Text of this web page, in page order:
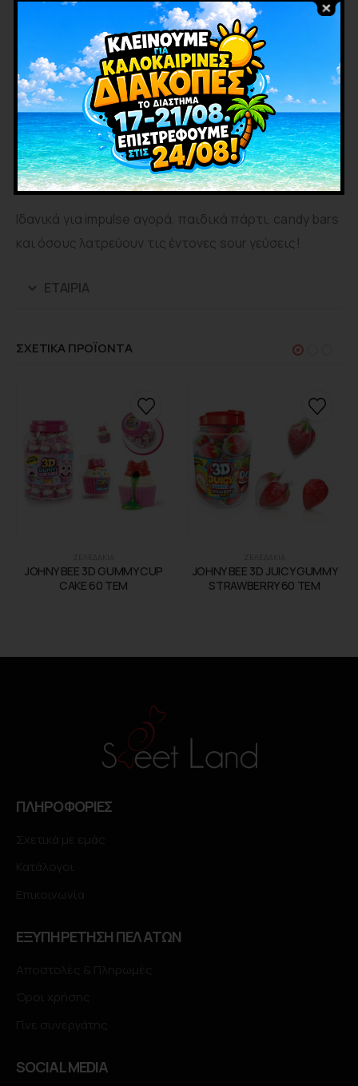
Χαρακτηριστικά Προϊόντος:
-Super Sour γεύση
-Μαλακή jelly γέμιση με τραγανή επικάλυψη
-Πολύχρωμη, εντυπωσιακή εμφάνιση
Διαθέσιμες Συσκευασίες:
Κουτί 24 τεμαχίων (ιδανικό για τοποθέτηση σε ράφι)
Καρτέλα 10 τεμαχίων (ιδανική για κρεμαστή
τοποθέτηση)
Ιδανικά για impulse αγορά, παιδικά πάρτι, candy bars
και όσους λατρεύουν τις έντονες sour γεύσεις!
ΕΤΑΙΡΊΑ
ΣΧΕΤΙΚΑ ΠΡΟΪΟΝΤΑ
JOHNY BEE 3D GUMMY CUP
CAKE 60 TEM
JOHNY BEE 3D JUICY GUMMY
STRAWBERRY 60 TEM
ΠΛΗΡΟΦΟΡΙΕΣ
ΕΞΥΠΗΡΕΤΗΣΗ ΠΕΛΑΤΩΝ
SOCIAL MEDIA